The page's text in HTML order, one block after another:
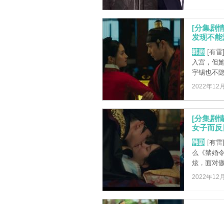
[分集剧
发现不
韩剧 [有
入宫，但
宇锡也不
2022年12
[分集剧
女子而反
韩剧 [有
么《禁婚
炫，面对
2022年12